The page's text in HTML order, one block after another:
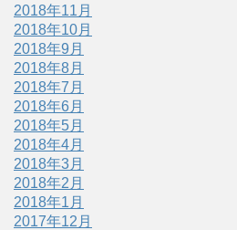
2018年11月
2018年10月
2018年9月
2018年8月
2018年7月
2018年6月
2018年5月
2018年4月
2018年3月
2018年2月
2018年1月
2017年12月